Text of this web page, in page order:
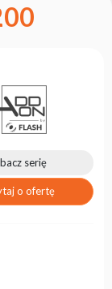
serię
o ofertę